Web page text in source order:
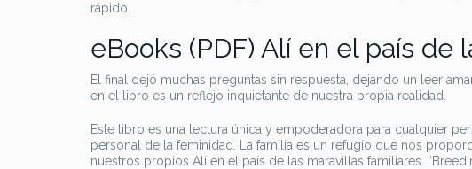
rápido.
eBooks (PDF) Alí en el país de
El final dejó muchas preguntas sin respuesta, dejando un leer
en el libro es un reflejo inquietante de nuestra propia realidad.
Este libro es una lectura única y empoderadora para cualquier
personal de la feminidad. La familia es un refugio que nos
nuestros propios Alí en el país de las maravillas familiares.